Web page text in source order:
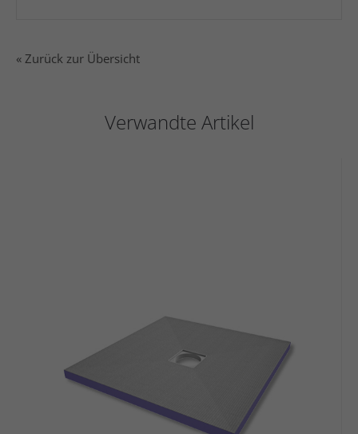
« Zurück zur Übersicht
Verwandte Artikel